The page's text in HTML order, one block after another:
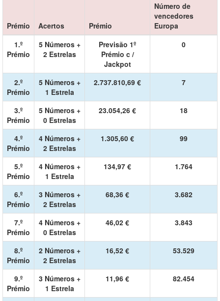
Prémio Acertos Prémio
Número de
vencedores
Europa
1.º
Prémio
5 Números +
2 Estrelas
Previsão 1º
Prémio c /
Jackpot
0
2.º
Prémio
5 Números +
1 Estrela
2.737.810,69 € 7
3.º
Prémio
5 Números +
0 Estrelas
23.054,26 € 18
4.º
Prémio
4 Números +
2 Estrelas
1.305,60 € 99
5.º
Prémio
4 Números +
1 Estrela
134,97 € 1.764
6.º
Prémio
3 Números +
2 Estrelas
68,36 € 3.682
7.º
Prémio
4 Números +
0 Estrelas
46,02 € 3.843
8.º
Prémio
2 Números +
2 Estrelas
16,52 € 53.529
9.º
Prémio
3 Números +
1 Estrela
11,96 € 82.454